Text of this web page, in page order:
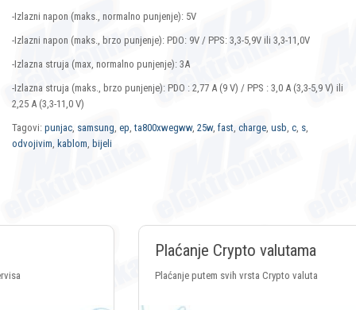
-Izlazni napon (maks., normalno punjenje): 5V
-Izlazni napon (maks., brzo punjenje): PDO: 9V / PPS: 3,3-5,9V ili 3,3-11,0V
-Izlazna struja (max, normalno punjenje): 3A
-Izlazna struja (maks., brzo punjenje): PDO : 2,77 A (9 V) / PPS : 3,0 A (3,3-5,9 V) ili
2,25 A (3,3-11,0 V)
Tagovi: punjac, samsung, ep,ta800xwegww, 25w, fast, charge, usb, c, s,
odvojivim, kablom, bijeli
Plaćanje Crypto valutama
Plaćanje putem svih vrsta Crypto valuta